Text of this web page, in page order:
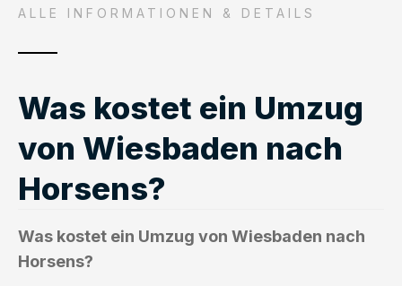
ALLE INFORMATIONEN & DETAILS
Was kostet ein Umzug
von Wiesbaden nach
Horsens?
Was kostet ein Umzug von Wiesbaden nach
Horsens?